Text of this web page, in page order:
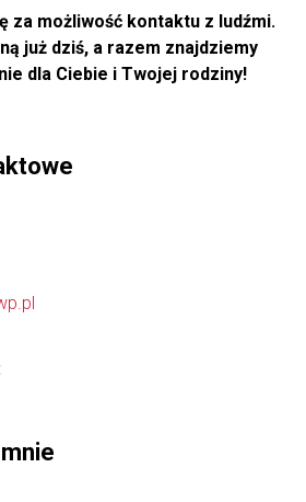
za możliwość kontaktu z ludźmi.
już dziś, a razem znajdziemy
dla Ciebie i Twojej rodziny!